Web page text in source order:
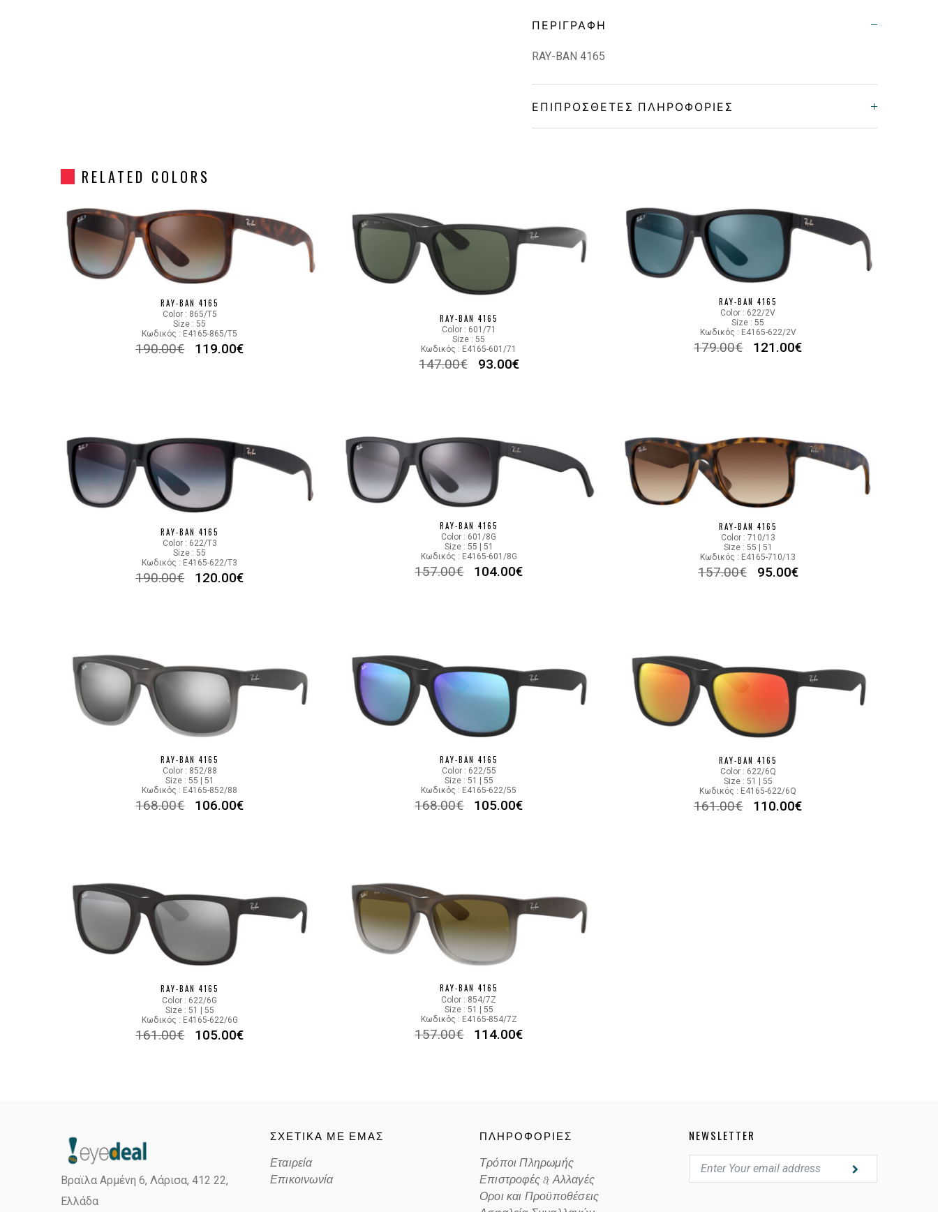
ΠΕΡΙΓΡΑΦΉ
RAY-BAN 4165
ΕΠΙΠΡΌΣΘΕΤΕΣ ΠΛΗΡΟΦΟΡΊΕΣ
MATTE HAVANA BROWN
Lens Color POLARIZED GREEN
RELATED COLORS
RAY-BAN 4165
Color : 865/T5
Size : 55
Κωδικός : E4165-865/T5
190.00€ 119.00€
RAY-BAN 4165
Color : 601/71
Size : 55
Κωδικός : E4165-601/71
147.00€ 93.00€
RAY-BAN 4165
Color : 622/2V
Size : 55
Κωδικός : E4165-622/2V
179.00€ 121.00€
RAY-BAN 4165
Color : 622/T3
Size : 55
Κωδικός : E4165-622/T3
190.00€ 120.00€
RAY-BAN 4165
Color : 601/8G
Size : 55 | 51
Κωδικός : E4165-601/8G
157.00€ 104.00€
RAY-BAN 4165
Color : 710/13
Size : 55 | 51
Κωδικός : E4165-710/13
157.00€ 95.00€
RAY-BAN 4165
Color : 852/88
Size : 55 | 51
Κωδικός : E4165-852/88
168.00€ 106.00€
RAY-BAN 4165
Color : 622/55
Size : 51 | 55
Κωδικός : E4165-622/55
168.00€ 105.00€
RAY-BAN 4165
Color : 622/6Q
Size : 51 | 55
Κωδικός : E4165-622/6Q
161.00€ 110.00€
RAY-BAN 4165
Color : 622/6G
Size : 51 | 55
Κωδικός : E4165-622/6G
161.00€ 105.00€
RAY-BAN 4165
Color : 854/7Z
Size : 51 | 55
Κωδικός : E4165-854/7Z
157.00€ 114.00€
Βραϊλα Αρμένη 6, Λάρισα, 412 22,
Ελλάδα
ΣΧΕΤΙΚΑ ΜΕ ΕΜΑΣ
Εταιρεία
Επικοινωνία
ΠΛΗΡΟΦΟΡΙΕΣ
Τρόποι Πληρωμής
Επιστροφές & Αλλαγές
Οροι και Προϋποθέσεις
NEWSLETTER